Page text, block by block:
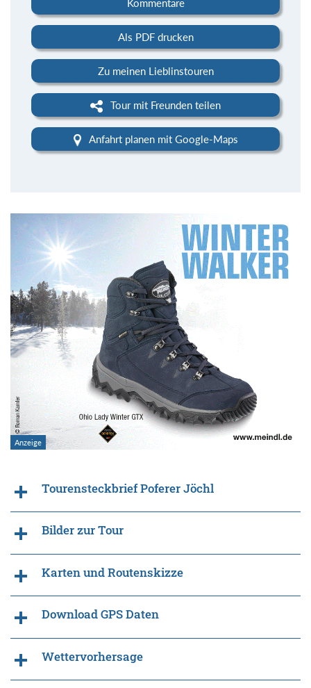
Kommentare
Als PDF drucken
Zu meinen Lieblinstouren
Tour mit Freunden teilen
Anfahrt planen mit Google-Maps
Tourensteckbrief Poferer Jöchl
Bilder zur Tour
Karten und Routenskizze
Download GPS Daten
Wettervorhersage